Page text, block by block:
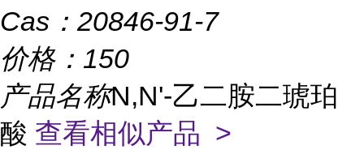
Cas： 20846-91-7
价格： 150
产品名称N,N'-乙二胺二琥珀
酸 查看相似产品 >